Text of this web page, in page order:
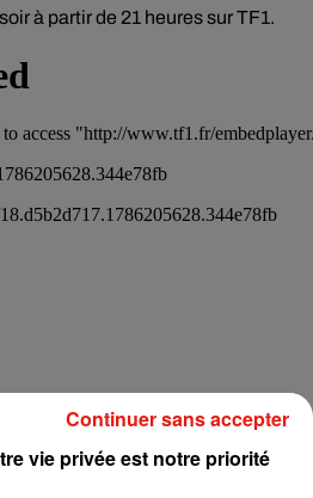
à partir de 21 heures sur TF1.
vie privée est notre priorité
Continuer sans accepter